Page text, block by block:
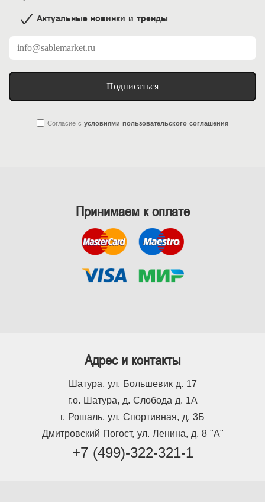
Актуальные новинки и тренды
Подписаться
Согласие с условиями пользовательского соглашения
Принимаем к оплате
Адрес и контакты
Шатура, ул. Большевик д. 17
г.о. Шатура, д. Слобода д. 1А
г. Рошаль, ул. Спортивная, д. 3Б
Дмитровский Погост, ул. Ленина, д. 8 "А"
+7 (499)-322-321-1